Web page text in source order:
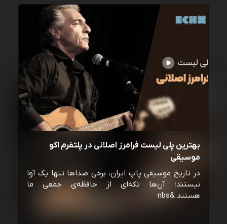
بهترین پلی لیست فرامرز اصلانی در پلتفرم اکو
موسیقی
در تاریخ موسیقی پاپ ایران، برخی صداها تنها یک آوا
نیستند؛ آن‌ها تکه‌ای از حافظه‌ی جمعی ما
هستند.&nbs